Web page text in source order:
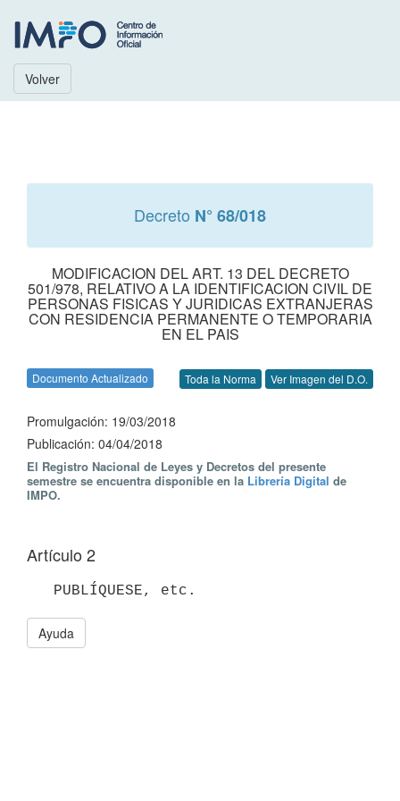
Volver
Decreto N° 68/018
MODIFICACION DEL ART. 13 DEL DECRETO
501/978, RELATIVO A LA IDENTIFICACION CIVIL DE
PERSONAS FISICAS Y JURIDICAS EXTRANJERAS
CON RESIDENCIA PERMANENTE O TEMPORARIA
EN EL PAIS
Documento Actualizado Toda la Norma Ver Imagen del D.O.
Promulgación: 19/03/2018
Publicación: 04/04/2018
El Registro Nacional de Leyes y Decretos del presente
semestre se encuentra disponible en la Librería Digital de
IMPO.
Artículo 2
Ayuda